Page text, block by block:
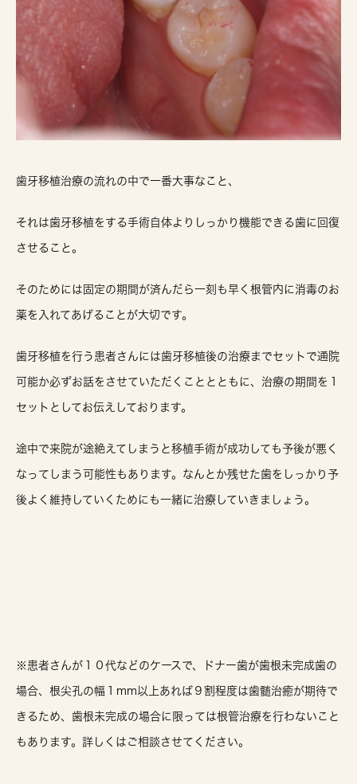
歯牙移植治療の流れの中で一番大事なこと、
それは歯牙移植をする手術自体よりしっかり機能できる歯に回復
させること。
そのためには固定の期間が済んだら一刻も早く根管内に消毒のお
薬を入れてあげることが大切です。
歯牙移植を行う患者さんには歯牙移植後の治療までセットで通院
可能か必ずお話をさせていただくこととともに、治療の期間を１
セットとしてお伝えしております。
途中で来院が途絶えてしまうと移植手術が成功しても予後が悪く
なってしまう可能性もあります。なんとか残せた歯をしっかり予
後よく維持していくためにも一緒に治療していきましょう。
※患者さんが１０代などのケースで、ドナー歯が歯根未完成歯の
場合、根尖孔の幅１mm以上あれば９割程度は歯髄治癒が期待で
きるため、歯根未完成の場合に限っては根管治療を行わないこと
もあります。詳しくはご相談させてください。